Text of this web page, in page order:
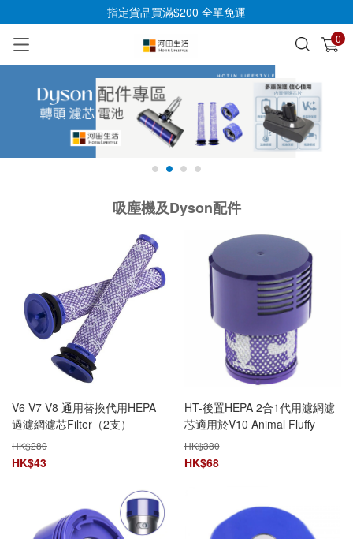
指定貨品買滿$200 全單免運
0
已加入購物車 查看
吸塵機及Dyson配件
V6 V7 V8 通用替換代用HEPA
過濾網濾芯Filter（2支）
HK$280
HK$43
HT-後置HEPA 2合1代用濾網濾
芯適用於V10 Animal Fluffy
Absolute SV12和 Digital Slim
Fluffy Extra SV18無線吸塵機
HK$380
HK$68